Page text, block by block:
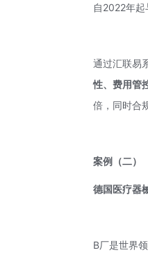
自2022年
通过汇联易
性、费用管
倍，同时合
案例 （二）
德国医疗器
B厂是世界